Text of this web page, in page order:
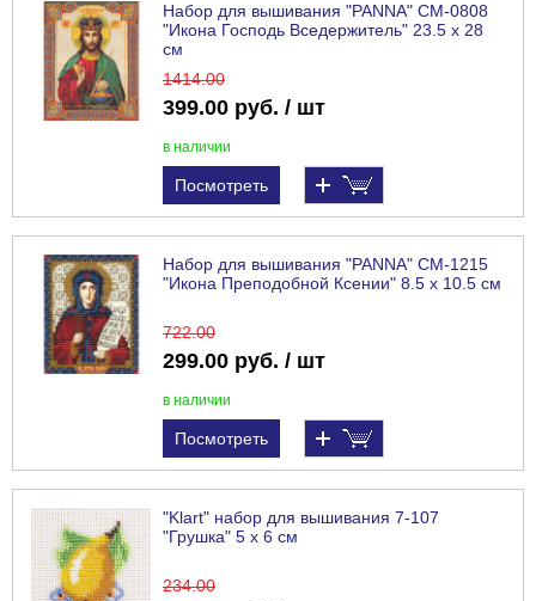
Набор для вышивания "PANNA" CM-0808
"Икона Господь Вседержитель" 23.5 х 28
см
1414.00
399.00 руб. / шт
в наличии
Посмотреть
Набор для вышивания "PANNA" CM-1215
"Икона Преподобной Ксении" 8.5 х 10.5 см
722.00
299.00 руб. / шт
в наличии
Посмотреть
"Klart" набор для вышивания 7-107
"Грушка" 5 х 6 см
234.00